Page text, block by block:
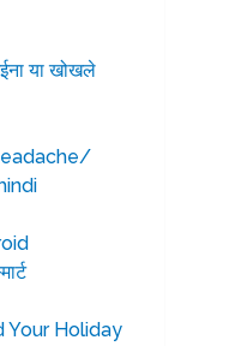
या खोखले
Your Holiday